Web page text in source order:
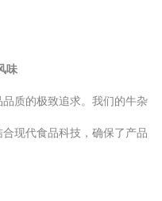
味
质的极致追求。我们的牛杂
现代食品科技，确保了产品